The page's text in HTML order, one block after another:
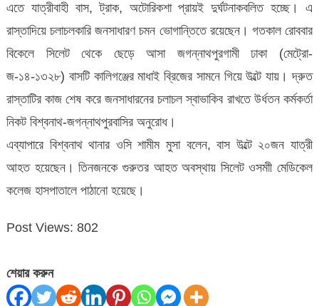
এতে যাত্রীবাহী বাস, ট্রাক, অটোরিকশা প্রায়ই দুর্ঘটনাকবলিত হচ্ছে। এ
রাস্তাদিয়ে চলাচলকারি জনসাধারণ চমন ভোগান্তিতে রয়েছেন। গতকাল রোববার
বিকেলে সিলেট থেকে ছেড়ে আসা জগন্নাথপুরগামী ঢাকা (মেট্রো-
জ-১৪-১৩২৮) বাসটি কালিগঞ্জের মাধাই ব্রিজের সামনে গিয়ে উল্টে যায়। দ্রুত
রাস্তাটির কাজ শেষ করে জনসাধারনের চলাচল স্বাভাকিব রাখতে উর্ধতন কর্মকর্তা
নিকট বিশ্বনাথ-জগন্নাথপুরবাসির অনুরোধ।
এব্যাপারে বিশ্বনাথ থানার ওসি শামীম মুসা বলেন, বাস উল্টে ২০জন যাত্রী
আহত হয়েছেন। তিনজনকে গুরুতর আহত অবস্থায় সিলেট ওসমাী মেডিকেল
কলেজ হাসপাতালে পাঠানো হয়েছে।
Post Views: 802
শেয়ার করুন